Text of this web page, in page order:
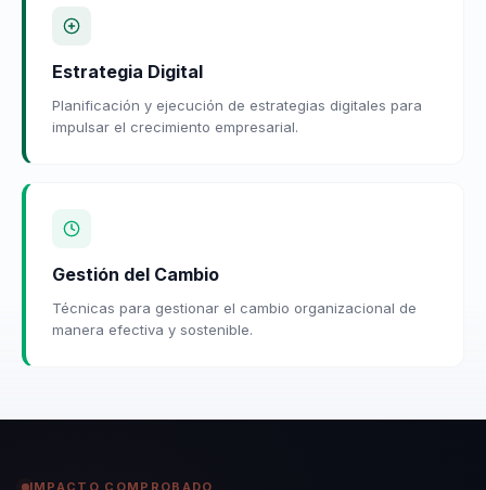
Estrategia Digital
Planificación y ejecución de estrategias digitales para
impulsar el crecimiento empresarial.
Gestión del Cambio
Técnicas para gestionar el cambio organizacional de
manera efectiva y sostenible.
IMPACTO COMPROBADO